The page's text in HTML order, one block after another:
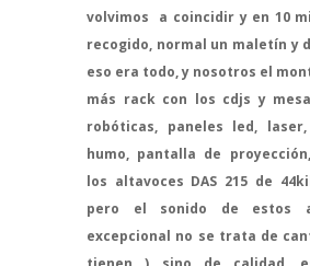
volvimos a coincidir y en 10
recogido, normal un maletín y
eso era todo, y nosotros el
más rack con los cdjs y
robóticas, paneles led,
humo, pantalla de
los altavoces DAS 215 de
pero el sonido de estos
excepcional no se trata de